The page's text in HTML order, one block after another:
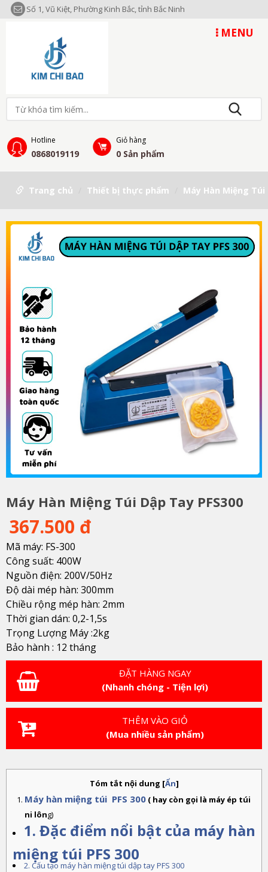
Số 1, Vũ Kiệt, Phường Kinh Bắc, tỉnh Bắc Ninh
MENU
Hotline
0868019119
Giỏ hàng
0 Sản phẩm
Trang chủ Thiết bị thực phẩm Máy Hàn Miệng Túi
Máy Hàn Miệng Túi Dập Tay PFS300
367.500 đ
Mã máy: FS-300
Công suất: 400W
Nguồn điện: 200V/50Hz
Độ dài mép hàn: 300mm
Chiều rộng mép hàn: 2mm
Thời gian dán: 0,2-1,5s
Trọng Lượng Máy :2kg
Bảo hành : 12 tháng
ĐẶT HÀNG NGAY
(Nhanh chóng - Tiện lợi)
THÊM VÀO GIỎ
(Mua nhiều sản phẩm)
Tóm tắt nội dung [Ẩn]
Máy hàn miệng túi PFS 300 ( hay còn gọi là máy ép túi
ni lông)
1. Đặc điểm nổi bật của máy hàn
miệng túi PFS 300
2. Cấu tạo máy hàn miệng túi dập tay PFS 300